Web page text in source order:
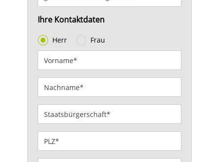
Ihre Kontaktdaten
Herr Frau